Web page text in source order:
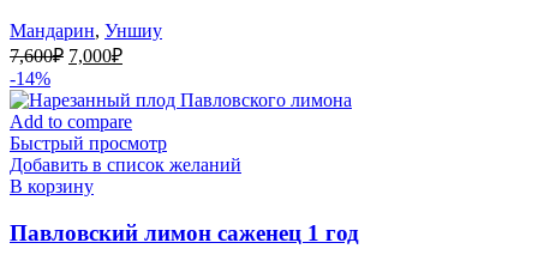
Мандарин, Уншиу
7,600₽ Первоначальная
составляла
7,600₽.
7,000₽Текущая
7,000₽.
-14%
Add to compare
Быстрый просмотр
Добавить в список желаний
В корзину
Павловский лимон саженец 1 год